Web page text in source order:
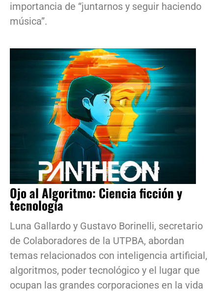
importancia de “juntarnos y seguir haciendo
música”.
Ojo al Algoritmo: Ciencia ficción y
tecnología
Luna Gallardo y Gustavo Borinelli, secretario
de Colaboradores de la UTPBA, abordan
temas relacionados con inteligencia artificial,
algoritmos, poder tecnológico y el lugar que
ocupan las grandes corporaciones en la vida